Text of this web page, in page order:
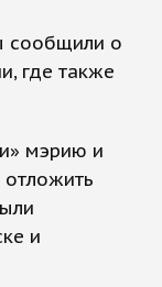
сообщили о
где также
мэрию и
и